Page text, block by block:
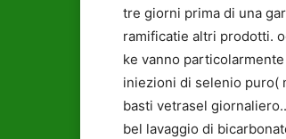
tre giorni prima di una
ramificatie altri prodotti.
ke vanno
iniezioni di selenio puro(
basti vetrasel
bel lavaggio di